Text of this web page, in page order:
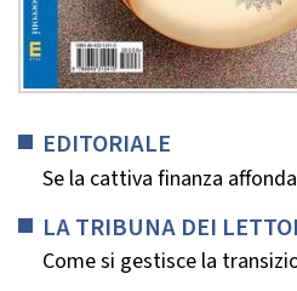
EDITORIALE
Se la cattiva finanza
LA TRIBUNA DEI
Come si gestisce la